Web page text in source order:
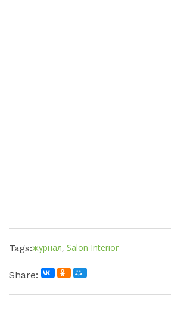
Tags:журнал, Salon Interior
Share: